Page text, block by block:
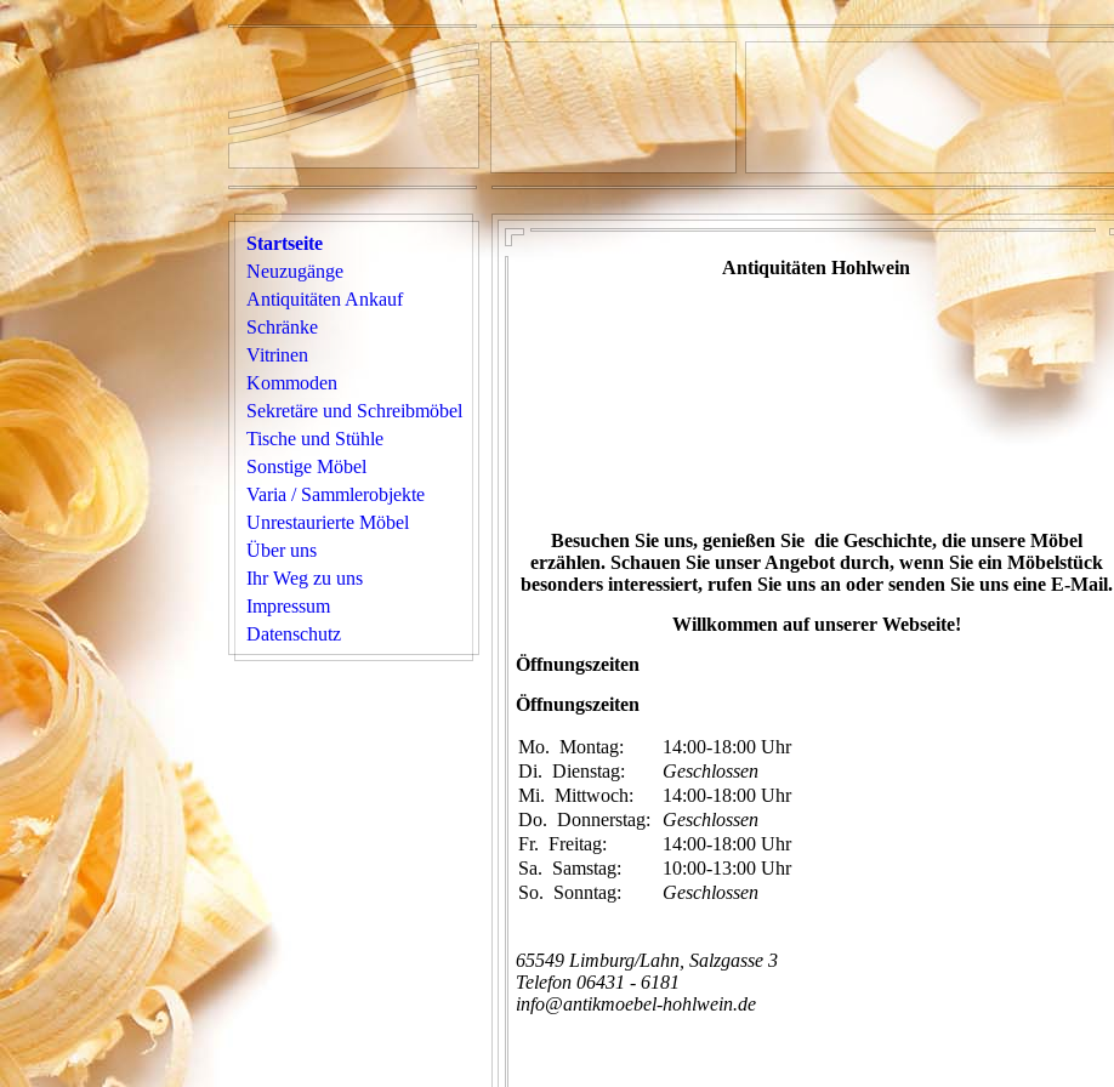
Startseite
Neuzugänge
Antiquitäten Ankauf
Schränke
Vitrinen
Kommoden
Sekretäre und Schreibmöbel
Tische und Stühle
Sonstige Möbel
Varia / Sammlerobjekte
Unrestaurierte Möbel
Über uns
Ihr Weg zu uns
Impressum
Datenschutz
Antiquitäten Hohlwein
Besuchen Sie uns, genießen Sie die Geschichte, die unsere Möbel
erzählen. Schauen Sie unser Angebot durch, wenn Sie ein Möbelstück
besonders interessiert, rufen Sie uns an oder senden Sie uns eine E-Mail.
Willkommen auf unserer Webseite!
Öffnungszeiten
Öffnungszeiten
Mo. Montag: 14:00-18:00Uhr
Di. Dienstag:
Geschlossen
Mi. Mittwoch: 14:00-18:00Uhr
Do. Donnerstag:
Geschlossen
Fr. Freitag: 14:00-18:00Uhr
Sa. Samstag: 10:00-13:00Uhr
So. Sonntag: Geschlossen
65549 Limburg/Lahn, Salzgasse 3
Telefon 06431 - 6181
info@antikmoebel-hohlwein.de